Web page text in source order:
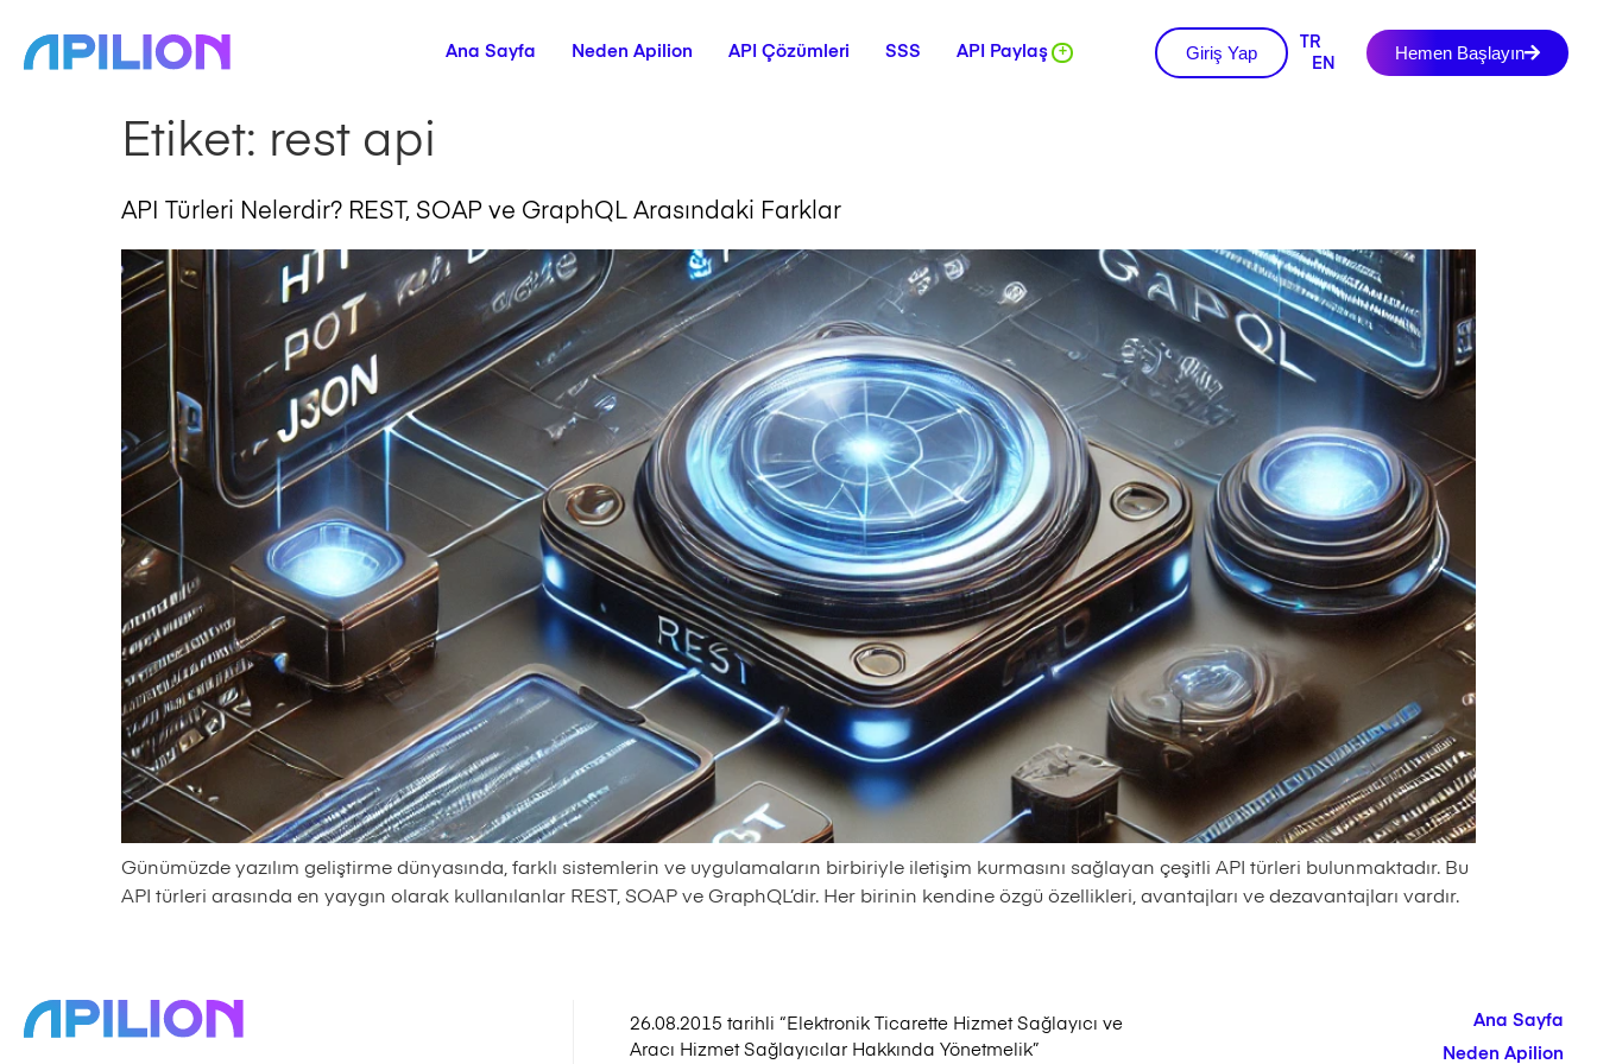
Ana Sayfa Neden Apilion API Çözümleri SSS API Paylaş + Giriş Yap
TR
EN
Hemen Başlayın
Etiket: rest api
API Türleri Nelerdir? REST, SOAP ve GraphQL Arasındaki Farklar
Günümüzde yazılım geliştirme dünyasında, farklı sistemlerin ve uygulamaların birbiriyle iletişim kurmasını sağlayan çeşitli API türleri bulunmaktadır. Bu
API türleri arasında en yaygın olarak kullanılanlar REST, SOAP ve GraphQL’dir. Her birinin kendine özgü özellikleri, avantajları ve dezavantajları vardır.
26.08.2015 tarihli “Elektronik Ticarette Hizmet Sağlayıcı ve
Aracı Hizmet Sağlayıcılar Hakkında Yönetmelik”
Ana Sayfa
Neden Apilion